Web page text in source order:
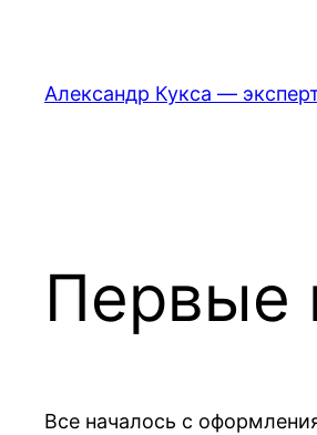
содержимому
Александр Кукса —
Первые
Все началось с